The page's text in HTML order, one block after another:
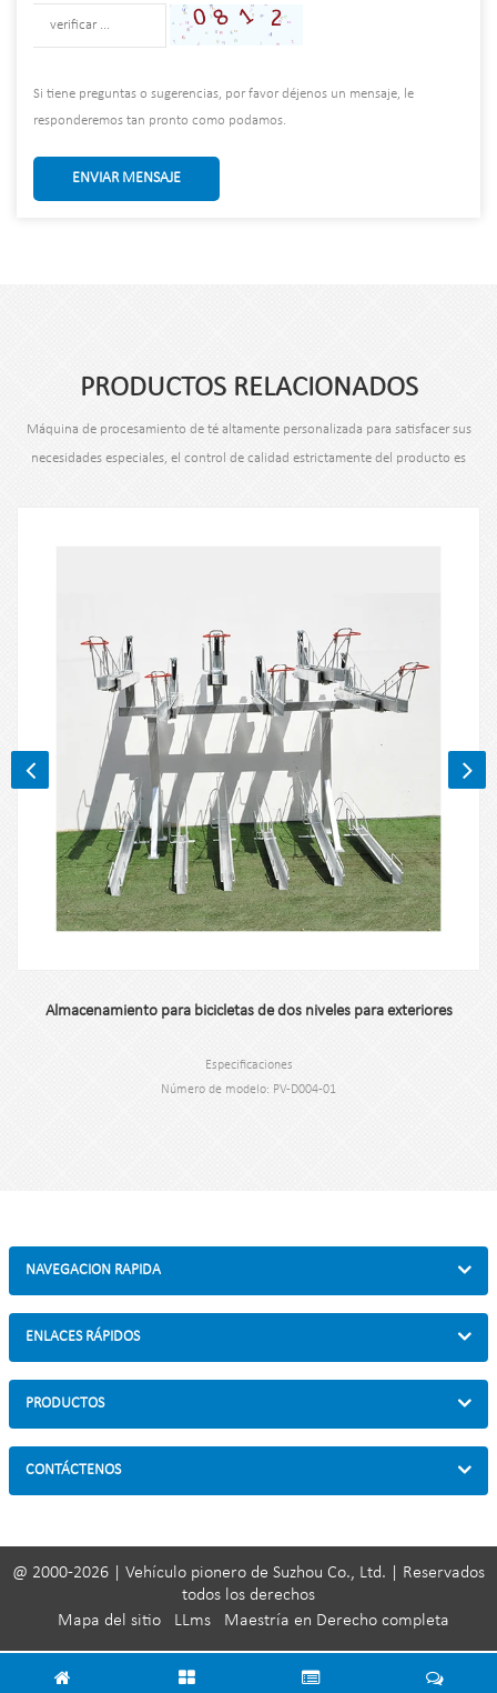
Si tiene preguntas o sugerencias, por favor déjenos un mensaje, le
responderemos tan pronto como podamos.
ENVIAR MENSAJE
PRODUCTOS RELACIONADOS
Máquina de procesamiento de té altamente personalizada para satisfacer sus
necesidades especiales, el control de calidad estrictamente del producto es
Almacenamiento para bicicletas de dos niveles para exteriores
Especificaciones
Número de modelo: PV-D004-01
Acabado: galvanizado en caliente o con recubrimiento en polvo
NAVEGACION RAPIDA
ENLACES RÁPIDOS
PRODUCTOS
CONTÁCTENOS
@ 2000-2026 | Vehículo pionero de Suzhou Co., Ltd. | Reservados
todos los derechos
Mapa del sitio
LLms Maestría en Derecho completa